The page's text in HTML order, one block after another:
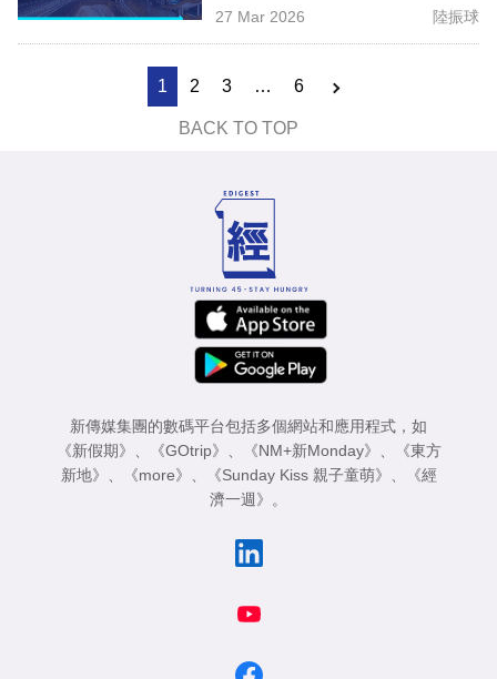
27 Mar 2026 陸振球
1 2 3 … 6
BACK TO TOP
新傳媒集團的數碼平台包括多個網站和應用程式，如
《新假期》 、 《GOtrip》 、 《NM+新Monday》 、
《東方
新地》 、 《more》 、 《Sunday Kiss 親子童萌》 、
《經
濟一週》 。